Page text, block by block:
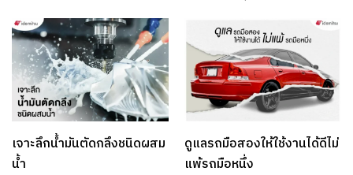
เจาะลึกน้ำมันตัดกลึงชนิดผสม
น้ำ
ดูแลรถมือสองให้ใช้งานได้ดีไม่
แพ้รถมือหนึ่ง